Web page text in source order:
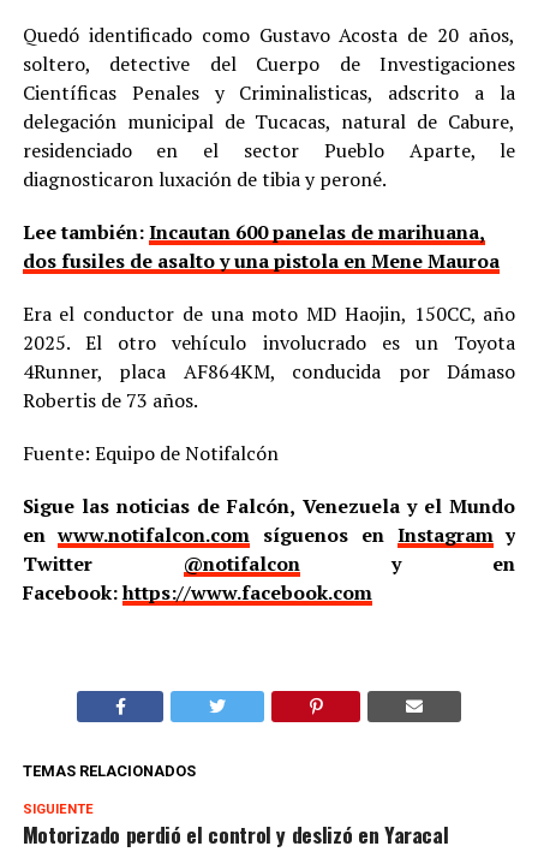
Quedó identificado como Gustavo Acosta de 20 años,
soltero, detective del Cuerpo de Investigaciones
Científicas Penales y Criminalisticas, adscrito a la
delegación municipal de Tucacas, natural de Cabure,
residenciado en el sector Pueblo Aparte, le
diagnosticaron luxación de tibia y peroné.
Lee también:Incautan 600 panelas de marihuana,
dos fusiles de asalto y una pistola en Mene Mauroa
Era el conductor de una moto MD Haojin, 150CC, año
2025. El otro vehículo involucrado es un Toyota
4Runner, placa AF864KM, conducida por Dámaso
Robertis de 73 años.
Fuente: Equipo de Notifalcón
Sigue las noticias de Falcón, Venezuela y el Mundo
enwww.notifalcon.com síguenos en Instagramy
Twitter @notifalcony en
Facebook:https://www.facebook.com
TEMAS RELACIONADOS
SIGUIENTE
Motorizado perdió el control y deslizó en Yaracal